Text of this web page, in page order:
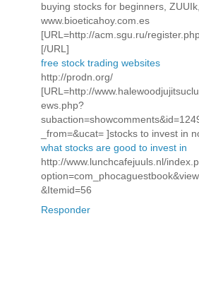
buying stocks for beginners, ZUUIk,
www.bioeticahoy.com.es
[URL=http://acm.sgu.ru/
[/URL]
free stock trading websites
http://prodn.org/
[URL=http://
ews.php?
_from=&ucat= ]stocks to invest in
what stocks are good to invest in
http://www.lunchcafejuuls.nl/
&Itemid=56
Responder